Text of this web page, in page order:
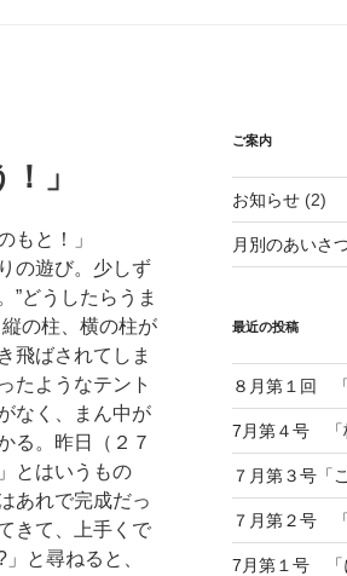
」
と！」
の遊び。少しず
”どうしたらうま
の柱、横の柱が
飛ばされてしま
たようなテント
なく、まん中が
る。昨日（２７
とはいうもの
あれで完成だっ
きて、上手くで
と尋ねると、
ご案内
お知らせ(2)
月別のあいさ
最近の投稿
８月第１回 「
7月第４号 「
７月第３号「
７月第２号
7月第１号 「